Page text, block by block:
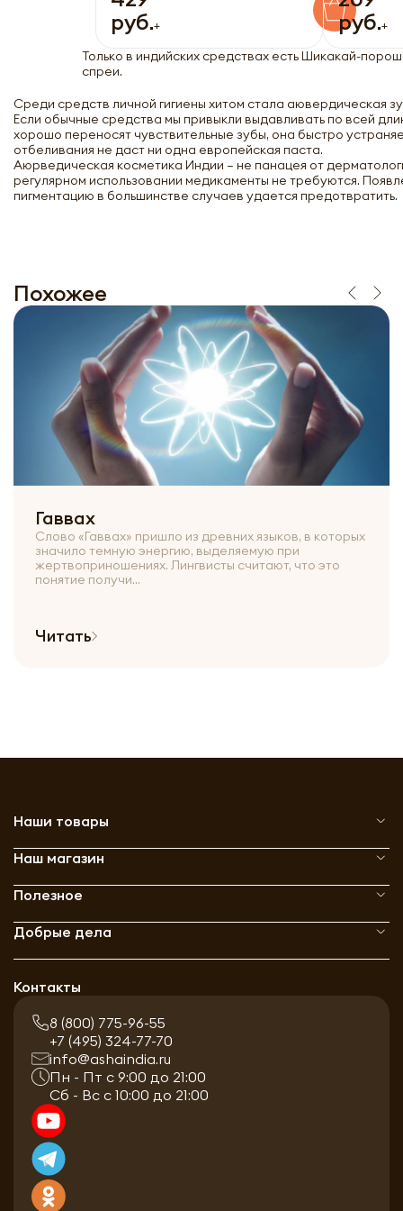
руб.+
руб.+
Только в индийских средствах есть Шикакай-
спреи.
Среди средств личной гигиены хитом стала аювердическая
Если обычные средства мы привыкли выдавливать по всей
хорошо переносят чувствительные зубы, она быстро
отбеливания не даст ни одна европейская паста.
Аюрведическая косметика Индии – не панацея от
регулярном использовании медикаменты не требуются.
пигментацию в большинстве случаев удается предотвратить.
Похожее
Гаввах
Слово «Гаввах» пришло из древних языков, в которых
значило темную энергию, выделяемую при
жертвоприношениях. Лингвисты считают, что это
понятие получи...
Читать
Наши товары
Наш магазин
Полезное
Добрые дела
Контакты
8 (800) 775-96-55
+7 (495) 324-77-70
info@ashaindia.ru
Пн - Пт с 9:00 до 21:00
Сб - Вс с 10:00 до 21:00